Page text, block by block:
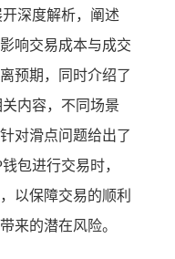
深度解析，阐述
响交易成本与成交
预期，同时介绍了
内容，不同场景
对滑点问题给出了
包进行交易时，
以保障交易的顺利
来的潜在风险。